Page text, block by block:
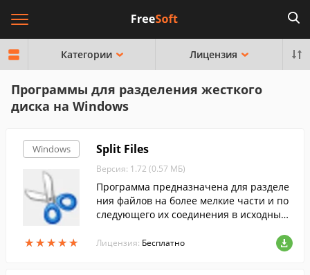
Категории Лицензия
Программы для разделения жесткого
диска на Windows
Windows
★★★★★
★★★★★
Split Files
Версия: 1.72 (0.57 МБ)
Программа предназначена для разделе
ния файлов на более мелкие части и по
следующего их соединения в исходный
и загрузке файлов на сервер, который о
раничивает объем принимаемых файло
Лицензия: Бесплатно